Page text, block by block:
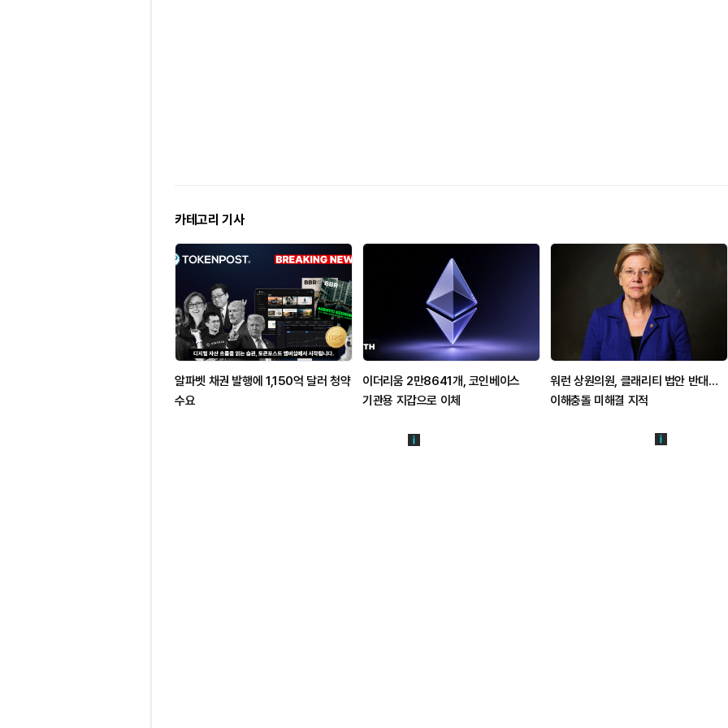
카테고리 기사
알파벳 채권 발행에 1,150억 달러 청약
수요
이더리움 2만8641개, 코인베이스
기관용 지갑으로 이체
워런 상원의원, 클래리티 법안 반대…
이해충돌 미해결 지적